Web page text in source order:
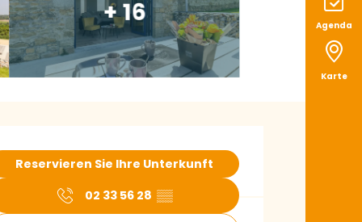
Agenda
Karte
+ 16
&
Reservieren Sie Ihre Unterkunft
02 33 56 28 ▒▒